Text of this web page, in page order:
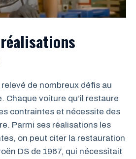
relevé de nombreux défis au
Chaque voiture qu’il restaure
contraintes et nécessite des
Parmi ses réalisations les
on peut citer la restauration
DS de 1967, qui nécessitait